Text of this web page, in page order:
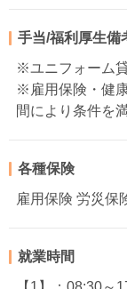
手当/福利厚生備
※ユニフォーム
※雇用保険・健
間により条件を
各種保険
雇用保険 労災保
就業時間